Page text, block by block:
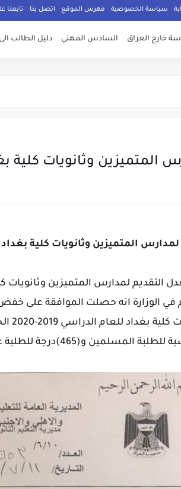
سياسة الخصوصية فهرس الموقع اتصل بنا تابعنا
خارج العراق السادس المهني دليل الطالب
وثانويات كلية بغداد
المتميزين وثانويات كلية بغداد
التقديم لمدارس المتميزين وثانويات
في الوزارة انه حصلت الموافقة على
الطلبة